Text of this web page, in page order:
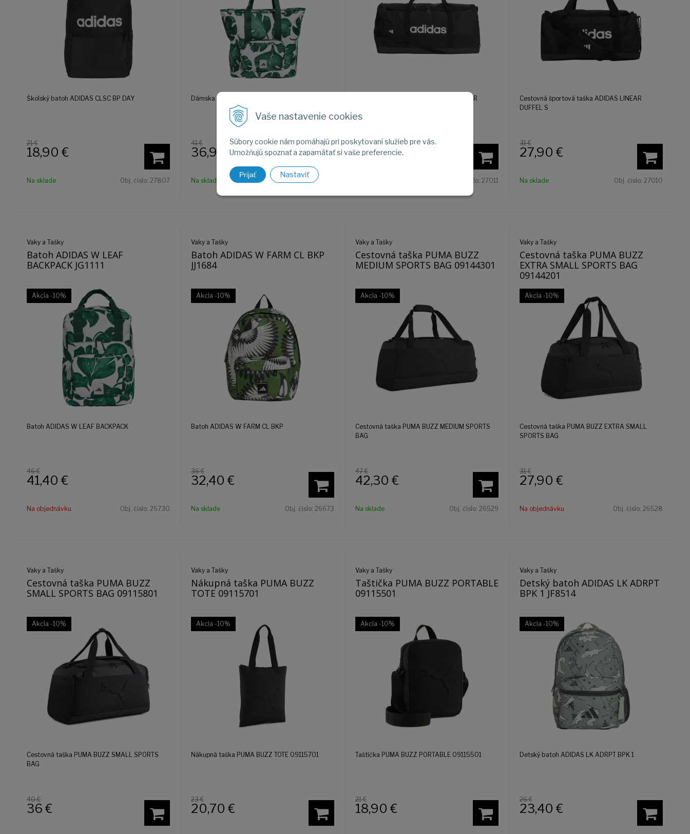
Vaše nastavenie cookies
Súbory cookie nám pomáhajú pri poskytovaní služieb pre vás.
Umožňujú spoznať a zapamätať si vaše preferencie.
Prijať Nastaviť
Školský batoh ADIDAS CLSC BP DAY
21 €
18,90 €
Na sklade Obj. čislo: 27807
Dámska taška ADIDAS W LEAF TOTE
41 €
36,90 €
Na sklade Obj. čislo:27012
Cestovná športová taška ADIDAS LINEAR
36,90€
Obj. čislo: 27011
Cestovná športová taška ADIDAS LINEAR
DUFFEL S
31 €
27,90 €
Na sklade Obj. čislo: 27010
Vaky a Tašky
Batoh ADIDAS W LEAF
BACKPACK JG1111
Akcia -10%
Batoh ADIDAS W LEAF BACKPACK
46 €
41,40 €
Na objednávku Obj. čislo: 26730
Vaky a Tašky
Batoh ADIDAS W FARM CL BKP
JJ1684
Akcia -10%
Batoh ADIDAS W FARM CL BKP
36 €
32,40 €
Na sklade Obj. čislo: 26673
Vaky a Tašky
Cestovná taška PUMA BUZZ
MEDIUM SPORTS BAG 09144301
Akcia -10%
Cestovná taška PUMA BUZZ MEDIUM SPORTS
BAG
47 €
42,30 €
Na sklade Obj. čislo: 26529
Vaky a Tašky
Cestovná taška PUMA BUZZ
EXTRA SMALL SPORTS BAG
09144201
Akcia -10%
Cestovná taška PUMA BUZZ EXTRA SMALL
SPORTS BAG
31 €
27,90 €
Na objednávku Obj. čislo: 26528
Vaky a Tašky
Cestovná taška PUMA BUZZ
SMALL SPORTS BAG 09115801
Akcia -10%
Cestovná taška PUMA BUZZ SMALL SPORTS
BAG
40 €
36 €
Vaky a Tašky
Nákupná taška PUMA BUZZ
TOTE 09115701
Akcia -10%
Nákupná taška PUMA BUZZ TOTE 09115701
23 €
20,70 €
Vaky a Tašky
Taštička PUMA BUZZ PORTABLE
09115501
Akcia -10%
Taštička PUMA BUZZ PORTABLE 09115501
21 €
18,90 €
Vaky a Tašky
Detský batoh ADIDAS LK ADRPT
BPK 1 JF8514
Akcia -10%
Detský batoh ADIDAS LK ADRPT BPK 1
26 €
23,40 €